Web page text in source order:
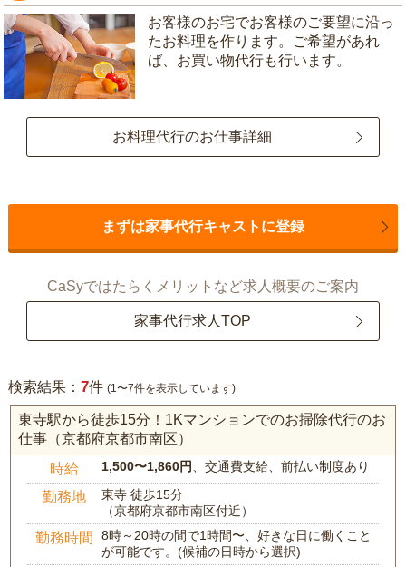
お客様のお宅でお客様のご要望に沿っ
たお料理を作ります。ご希望があれ
ば、お買い物代行も行います。
お料理代行のお仕事詳細
まずは家事代行キャストに登録
CaSyではたらくメリットなど求人概要のご案内
家事代行求人TOP
検索結果： 7件 (1〜7件を表示しています)
東寺駅から徒歩15分！1Kマンションでのお掃除代行のお
仕事（京都府京都市南区）
時給 1,500〜1,860円 、交通費支給、前払い制度あり
勤務地
東寺 徒歩15分
（京都府京都市南区付近）
勤務時間
8時～20時の間で1時間〜、好きな日に働くこと
が可能です。(候補の日時から選択)